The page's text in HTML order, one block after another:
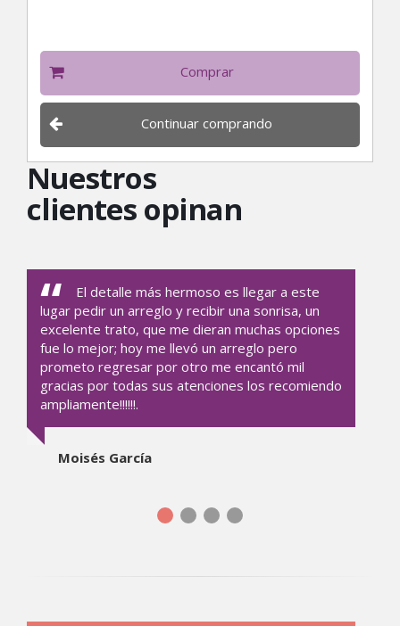
Comprar
Continuar comprando
Nuestros
clientes opinan
El detalle más hermoso es llegar a este
lugar pedir un arreglo y recibir una sonrisa, un
excelente trato, que me dieran muchas opciones
fue lo mejor; hoy me llevó un arreglo pero
prometo regresar por otro me encantó mil
gracias por todas sus atenciones los recomiendo
ampliamente!!!!!!.
Moisés García